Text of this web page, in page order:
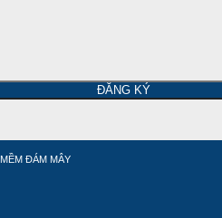
ĐĂNG KÝ
ĐÁM MÂY